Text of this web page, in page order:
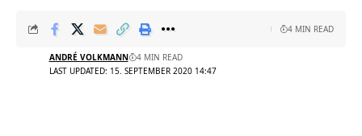
LAST UPDATED: 15. SEPTEMBER 2020 14:47
ANDRÉ VOLKMANN 4 MIN READ
4 MIN READ